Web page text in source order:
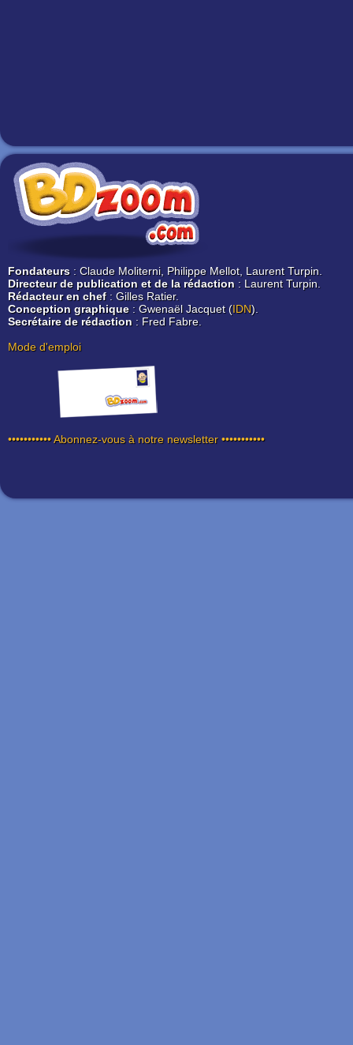
Fondateurs : Claude Moliterni, Philippe Mellot, Laurent Turpin.
Directeur de publication et de la rédaction : Laurent Turpin.
Rédacteur en chef: Gilles Ratier.
Conception graphique: Gwenaël Jacquet (IDN).
Secrétaire de rédaction : Fred Fabre.
Mode d'emploi
••••••••••• Abonnez-vous à notre newsletter •••••••••••